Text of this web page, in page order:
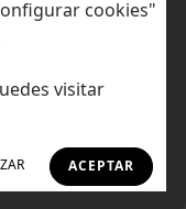
cookies"
visitar
ACEPTAR